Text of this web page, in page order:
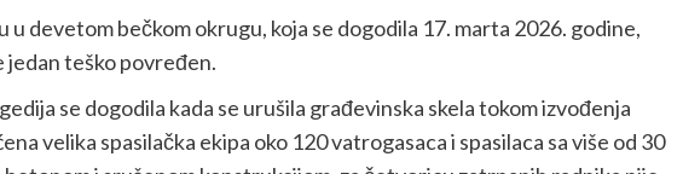
devetom bečkom okrugu, koja se dogodila 17. marta 2026. godine,
jedan teško povređen.
se dogodila kada se urušila građevinska skela tokom izvođenja
velika spasilačka ekipa oko 120 vatrogasaca i spasilaca sa više od 30